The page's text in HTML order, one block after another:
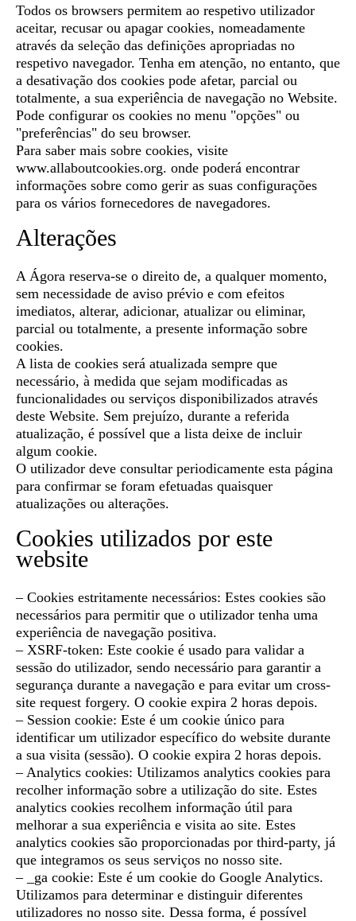
Todos os browsers permitem ao respetivo utilizador
aceitar, recusar ou apagar cookies, nomeadamente
através da seleção das definições apropriadas no
respetivo navegador. Tenha em atenção, no entanto, que
a desativação dos cookies pode afetar, parcial ou
totalmente, a sua experiência de navegação no Website.
Pode configurar os cookies no menu "opções" ou
"preferências" do seu browser.
Para saber mais sobre cookies, visite
www.allaboutcookies.org. onde poderá encontrar
informações sobre como gerir as suas configurações
para os vários fornecedores de navegadores.
Alterações
A Ágora reserva-se o direito de, a qualquer momento,
sem necessidade de aviso prévio e com efeitos
imediatos, alterar, adicionar, atualizar ou eliminar,
parcial ou totalmente, a presente informação sobre
cookies.
A lista de cookies será atualizada sempre que
necessário, à medida que sejam modificadas as
funcionalidades ou serviços disponibilizados através
deste Website. Sem prejuízo, durante a referida
atualização, é possível que a lista deixe de incluir
algum cookie.
O utilizador deve consultar periodicamente esta página
para confirmar se foram efetuadas quaisquer
atualizações ou alterações.
Cookies utilizados por este
website
– Cookies estritamente necessários: Estes cookies são
necessários para permitir que o utilizador tenha uma
experiência de navegação positiva.
– XSRF-token: Este cookie é usado para validar a
sessão do utilizador, sendo necessário para garantir a
segurança durante a navegação e para evitar um cross-
site request forgery. O cookie expira 2 horas depois.
– Session cookie: Este é um cookie único para
identificar um utilizador específico do website durante
a sua visita (sessão). O cookie expira 2 horas depois.
– Analytics cookies: Utilizamos analytics cookies para
recolher informação sobre a utilização do site. Estes
analytics cookies recolhem informação útil para
melhorar a sua experiência e visita ao site. Estes
analytics cookies são proporcionadas por third-party, já
que integramos os seus serviços no nosso site.
– _ga cookie: Este é um cookie do Google Analytics.
Utilizamos para determinar e distinguir diferentes
utilizadores no nosso site. Dessa forma, é possível